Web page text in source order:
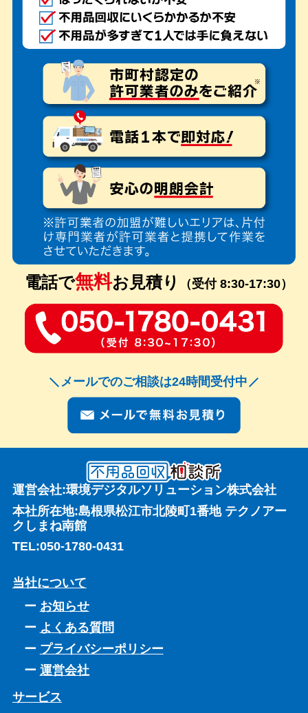
電話で無料お見積り （受付 8:30-17:30）
メールでのご相談は24時間受付中
運営会社:環境デジタルソリューション株式会社
本社所在地:島根県松江市北陵町1番地 テクノアー
クしまね南館
TEL:050-1780-0431
当社について
お知らせ
よくある質問
プライバシーポリシー
運営会社
サービス